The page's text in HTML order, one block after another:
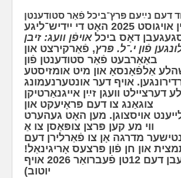
‫אין אויגוסט 2025 האָט די ייִדיש־ליגע
דאָס ביכלאויפֿן װעג: זיבן
פֿון י.־ל. פּרץ, פֿאַרקירצט און
באַאַרבעט פֿאַר סטודענטן פֿון
משהלע אַלפֿ‫אָנסאָ און מיט אומזיסטע
אויף דער אונטערנעמונג
וועגן זײַן אייגנאַרטיקן
צוגאַנג צו דעם פּראָיעקט און
אויסצוגן. מען האָט געהערט
ווי מע קען פּרצן צופּאַסן צו אַ
מדרגה אָן צו פֿאַרלירן דעם
און חן פֿון פּרצעס אָריגינאַל!
(אַרויסגעגעבן דעם 12טן פֿעברואַר 2026 אויף
יוטוב)